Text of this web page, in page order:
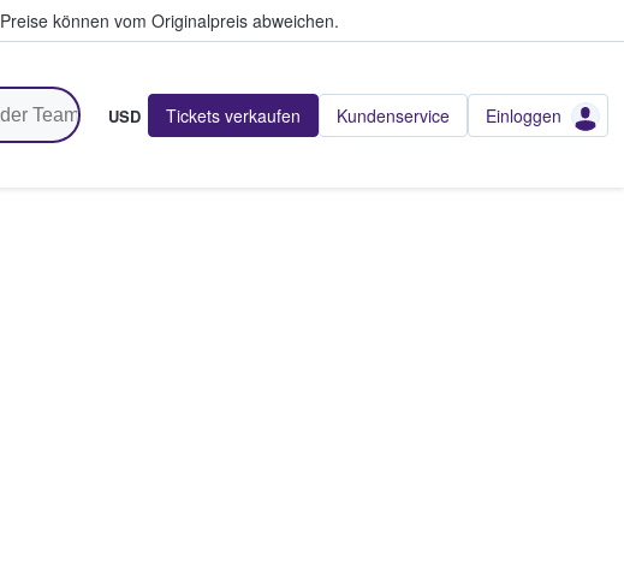
Preise können vom Originalpreis abweichen.
USD Tickets verkaufen Kundenservice Einloggen